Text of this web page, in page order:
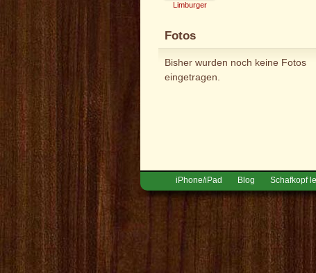
Limburger
Fotos
Bisher wurden noch keine Fotos
eingetragen.
iPhone/iPad Blog Schafkopf